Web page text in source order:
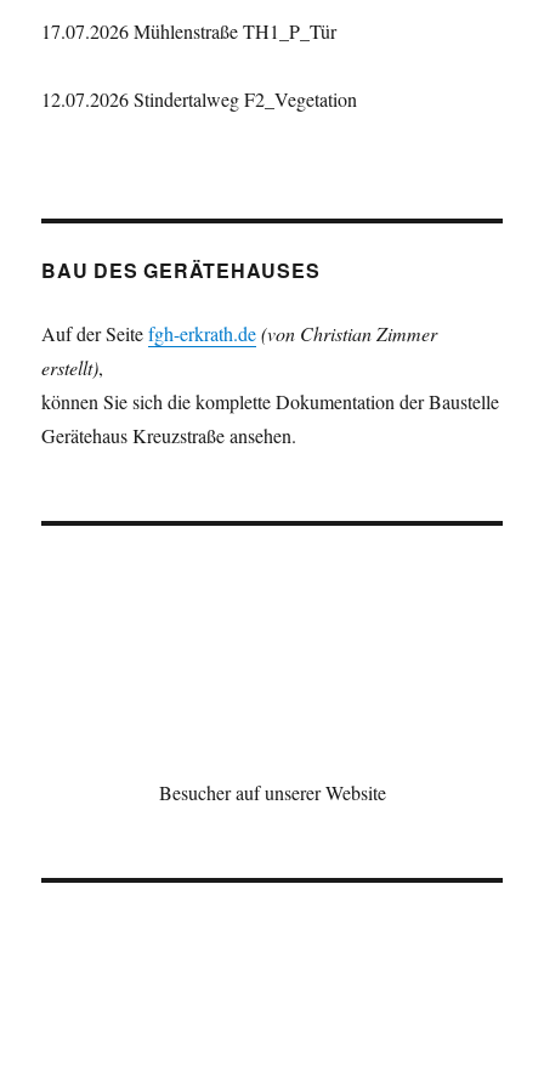
17.07.2026 Mühlenstraße TH1_P_Tür
12.07.2026 Stindertalweg F2_Vegetation
BAU DES GERÄTEHAUSES
Auf der Seitefgh-erkrath.de (von Christian Zimmer
erstellt),
können Sie sich die komplette Dokumentation der Baustelle
Gerätehaus Kreuzstraße ansehen.
Besucher auf unserer Website